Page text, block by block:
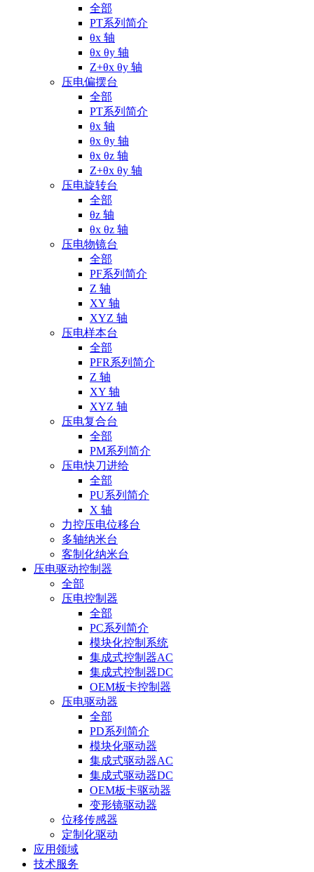
全部
PT系列简介
θx 轴
θx θy 轴
Z+θx θy 轴
压电偏摆台
全部
PT系列简介
θx 轴
θx θy 轴
θx θz 轴
Z+θx θy 轴
压电旋转台
全部
θz 轴
θx θz 轴
压电物镜台
全部
PF系列简介
Z 轴
XY 轴
XYZ 轴
压电样本台
全部
PFR系列简介
Z 轴
XY 轴
XYZ 轴
压电复合台
全部
PM系列简介
压电快刀进给
全部
PU系列简介
X 轴
力控压电位移台
多轴纳米台
客制化纳米台
压电驱动控制器
全部
压电控制器
全部
PC系列简介
模块化控制系统
集成式控制器AC
集成式控制器DC
OEM板卡控制器
压电驱动器
全部
PD系列简介
模块化驱动器
集成式驱动器AC
集成式驱动器DC
OEM板卡驱动器
变形镜驱动器
位移传感器
定制化驱动
应用领域
技术服务